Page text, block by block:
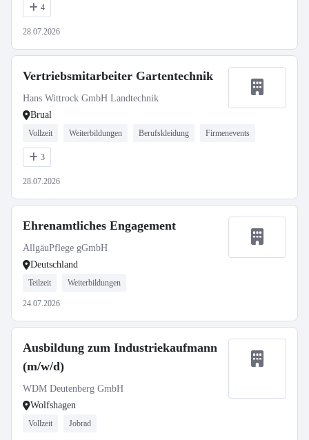
4
28.07.2026
Vertriebsmitarbeiter Gartentechnik
Hans Wittrock GmbH Landtechnik
Brual
Vollzeit Weiterbildungen Berufskleidung Firmenevents
3
28.07.2026
Ehrenamtliches Engagement
AllgäuPflege gGmbH
Deutschland
Teilzeit Weiterbildungen
24.07.2026
Ausbildung zum Industriekaufmann
(m/w/d)
WDM Deutenberg GmbH
Wolfshagen
Vollzeit Jobrad